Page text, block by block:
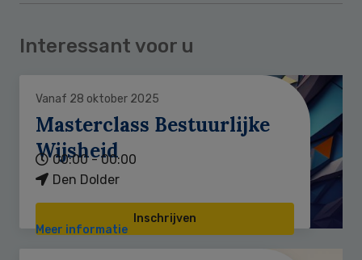
Interessant voor u
Vanaf 28 oktober 2025
Masterclass Bestuurlijke
Wijsheid
00:00 - 00:00
Den Dolder
Inschrijven
Meer informatie